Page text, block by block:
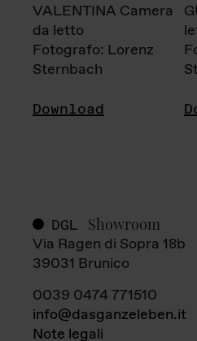
VALENTINA Camera
da letto
Fotografo: Lorenz
Sternbach
Download
DGL Showroom
Via Ragen di Sopra 18b
39031 Brunico
0039 0474 771510
info@dasganzeleben.it
Note legali